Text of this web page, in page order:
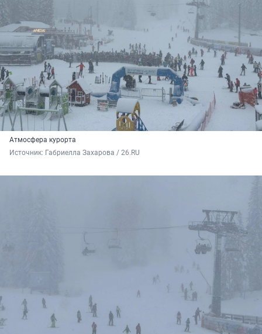
Атмосфера курорта
Источник: Габриелла Захарова / 26.RU